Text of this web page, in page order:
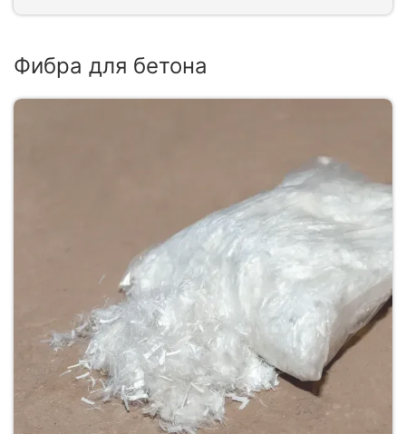
Фибра для бетона